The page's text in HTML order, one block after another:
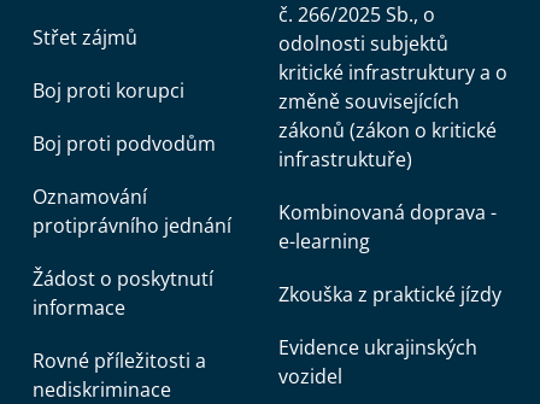
Střet zájmů
Boj proti korupci
Boj proti podvodům
Oznamování
protiprávního jednání
Žádost o poskytnutí
informace
Rovné příležitosti a
nediskriminace
č. 266/2025 Sb., o
odolnosti subjektů
kritické infrastruktury a o
změně souvisejících
zákonů (zákon o kritické
infrastruktuře)
Kombinovaná doprava -
e-learning
Zkouška z praktické jízdy
Evidence ukrajinských
vozidel